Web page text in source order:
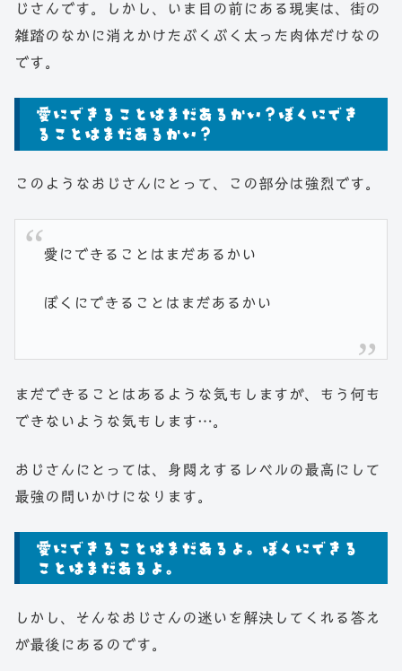
じさんです。しかし、いま目の前にある現実は、街の
雑踏のなかに消えかけたぶくぶく太った肉体だけなの
です。
愛にできることはまだあるかい？ぼくにでき
ることはまだあるかい？
このようなおじさんにとって、この部分は強烈です。
愛にできることはまだあるかい
ぼくにできることはまだあるかい
まだできることはあるような気もしますが、もう何も
できないような気もします…。
おじさんにとっては、身悶えするレベルの最高にして
最強の問いかけになります。
愛にできることはまだあるよ。ぼくにできる
ことはまだあるよ。
しかし、そんなおじさんの迷いを解決してくれる答え
が最後にあるのです。